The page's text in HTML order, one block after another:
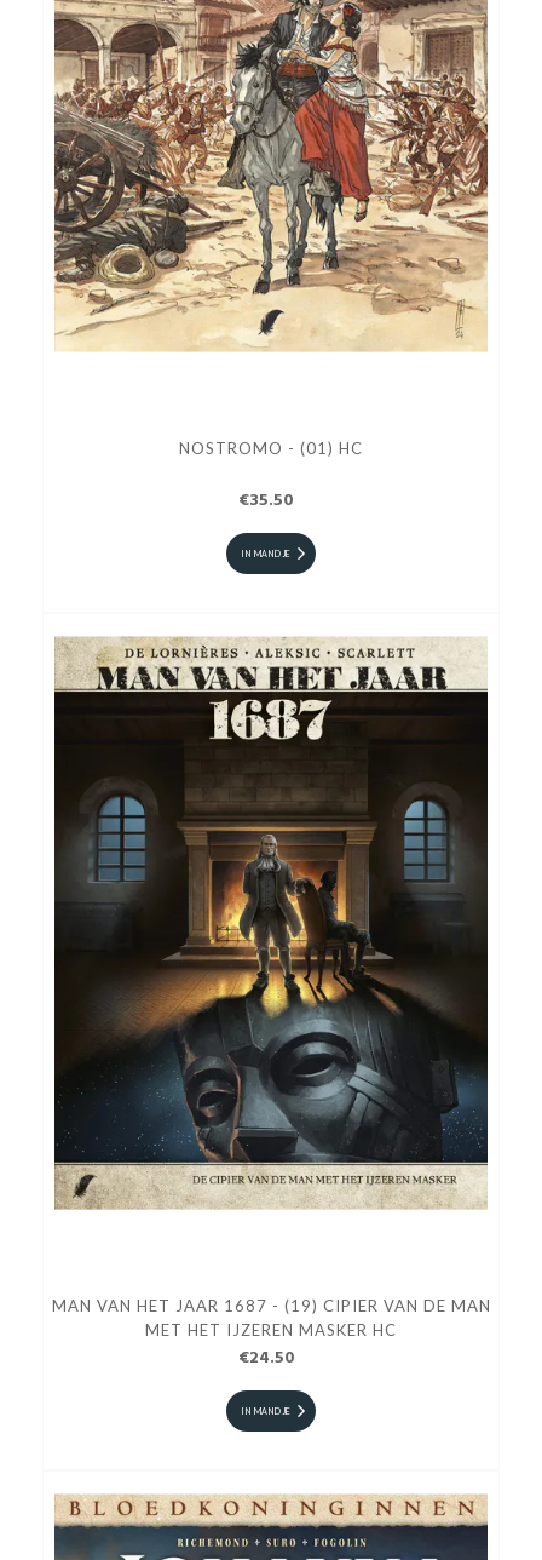
NOSTROMO - (01) HC
€35.50
IN MANDJE
MAN VAN HET JAAR 1687 - (19) CIPIER VAN DE MAN
MET HET IJZEREN MASKER HC
€24.50
IN MANDJE